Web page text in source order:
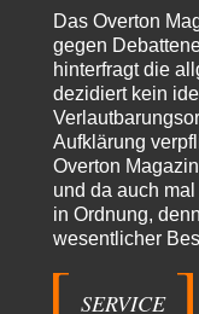
als eine
Subversionsoperation
Gut, dass Sie
das war und ist es…
Modulationvor 15
From Field to Glass –
statt Kaffeefahrten in
Ostende zur Abfüllung
Stefan Mvor 17
Masseninvasion von
Ja ja, das ist der Fluch
Zehntausende dackeln…
Das Overton
gegen
hinterfragt die
dezidiert kein
Aufklärung
Overton
und da auch
in Ordnung,
wesentlicher
SERVICE